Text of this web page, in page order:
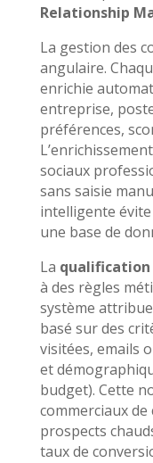
Relationship
La gestion des
angulaire.
enrichie
entreprise,
préférences,
sociaux
sans saisie
intelligente
une base de
La qualification
à des règles
système
basé sur des
visitées, emails
et
budget). Cette
commerciaux
prospects
taux de